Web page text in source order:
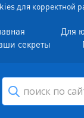
для
Для
секреты